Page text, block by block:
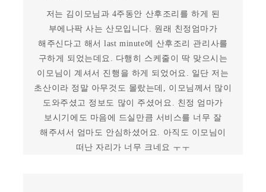
저는 김이모님과 4주동안 산후조리를 하게 된
부에나팍 사는 산모입니다. 원래 친정엄마가
해주신다고 해서 last minute에 산후조리 관리사를
구하게 되었는데요. 다행히 스케줄이 딱 맞으시는
이모님이 계셔서 진행을 하게 되었어요. 일단 저는
초산이라 정말 아무것도 몰랐는데, 이모님께서 많이
도와주셨고 정보도 많이 주셨어요. 친정 엄마가
보시기에도 마음에 드실만큼 서비스를 너무 잘
해주셔서 엄마도 안심하셨어요. 아직도 이모님이
떠난 자리가 너무 크네요 ㅜㅜ